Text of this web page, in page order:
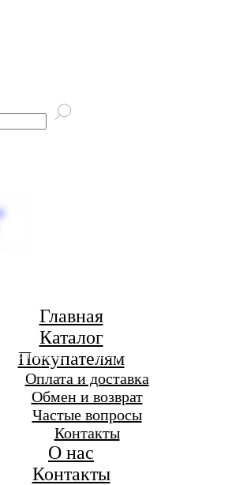
при заказе от 7 000 р.
Главная
Каталог
Покупателям
Оплата и доставка
Обмен и возврат
Частые вопросы
Контакты
О нас
Контакты